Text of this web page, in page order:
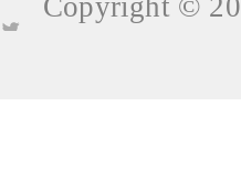
Copyright ©